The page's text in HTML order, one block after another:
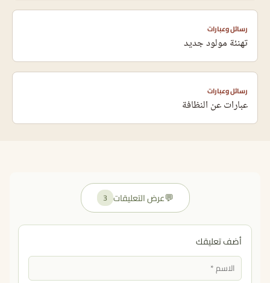
رسائل وعبارات
تهنئة مولود جديد
رسائل وعبارات
عبارات عن النظافة
💬عرض التعليقات 3
أضف تعليقك